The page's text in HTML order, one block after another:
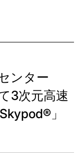
ンター
3次元高速
」